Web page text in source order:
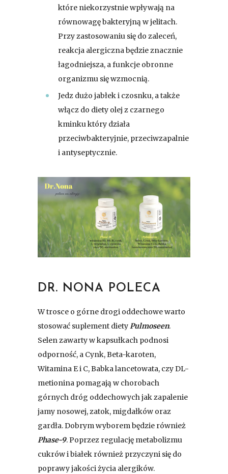
które niekorzystnie wpływają na
równowagę bakteryjną w jelitach.
Przy zastosowaniu się do zaleceń,
reakcja alergiczna będzie znacznie
łagodniejsza, a funkcje obronne
organizmu się wzmocnią.
Jedz dużo jabłek i czosnku, a także
włącz do diety olej z czarnego
kminku który działa
przeciwbakteryjnie, przeciwzapalnie
i antyseptycznie.
DR. NONA POLECA
W trosce o górne drogi oddechowe warto
stosować suplement diety Pulmoseen.
Selen zawarty w kapsułkach podnosi
odporność, a Cynk, Beta-karoten,
Witamina E i C, Babka lancetowata, czy DL-
metionina pomagają w chorobach
górnych dróg oddechowych jak zapalenie
jamy nosowej, zatok, migdałków oraz
gardła. Dobrym wyborem będzie również
Phase-9. Poprzez regulację metabolizmu
cukrów i białek również przyczyni się do
poprawy jakości życia alergików.